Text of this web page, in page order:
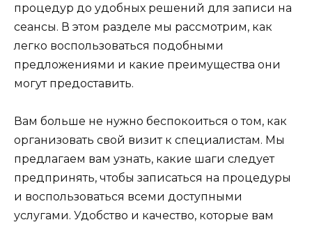
процедур до удобных решений для записи на
сеансы. В этом разделе мы рассмотрим, как
легко воспользоваться подобными
предложениями и какие преимущества они
могут предоставить.
Вам больше не нужно беспокоиться о том, как
организовать свой визит к специалистам. Мы
предлагаем вам узнать, какие шаги следует
предпринять, чтобы записаться на процедуры
и воспользоваться всеми доступными
услугами. Удобство и качество, которые вам